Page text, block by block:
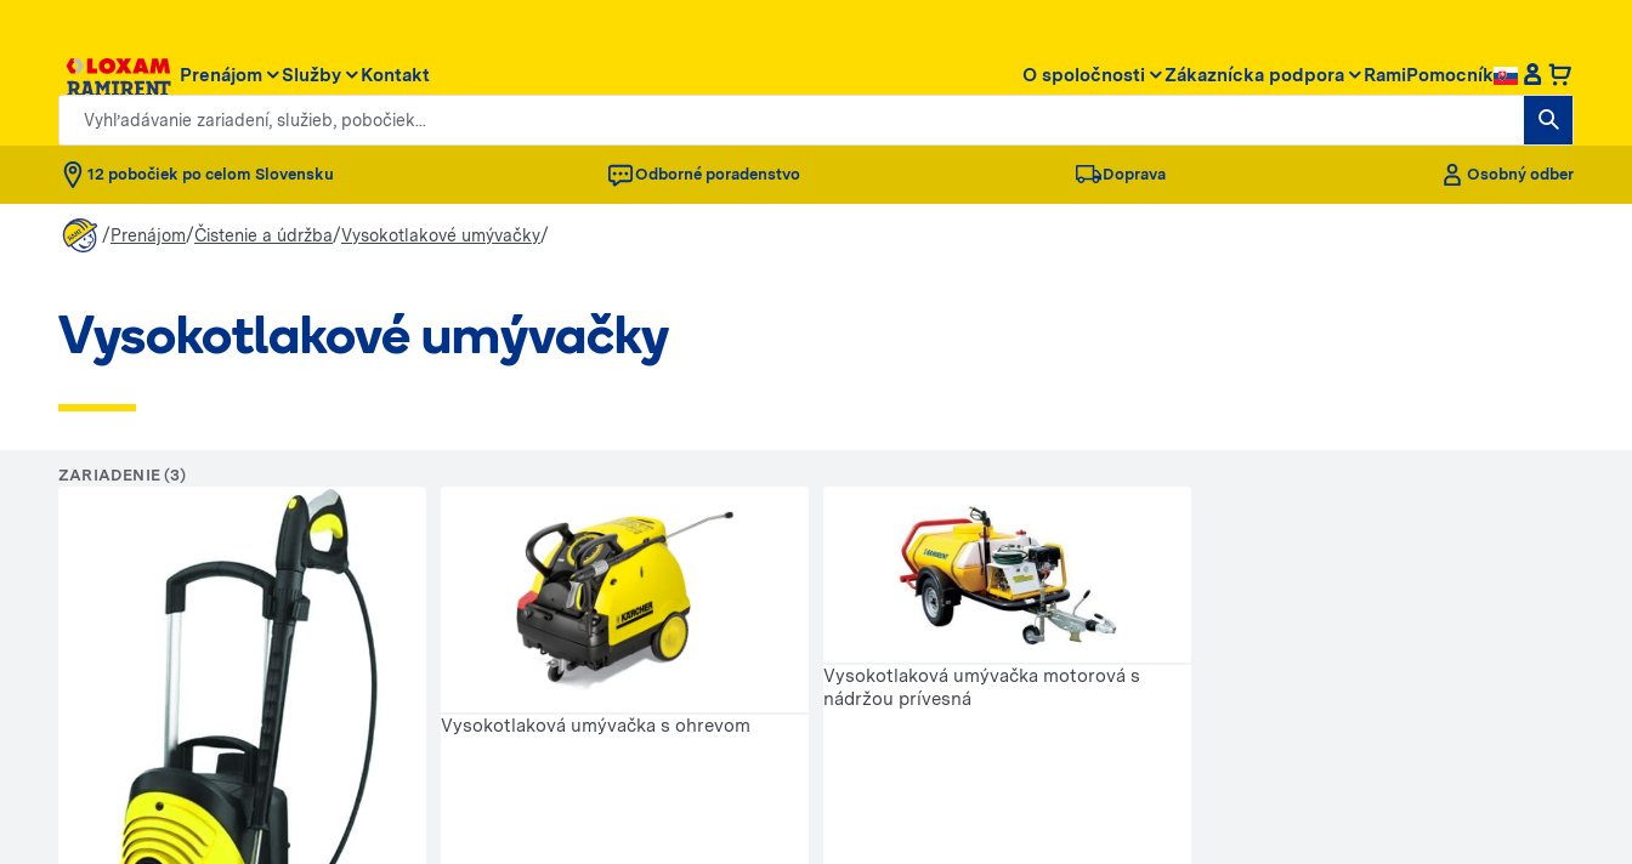
Prenájom Služby Kontakt O spoločnosti Zákaznícka podpora RamiPomocník
Vyhľadávanie zariadení, služieb, pobočiek...
12 pobočiek po celom Slovensku Odborné poradenstvo Doprava Osobný odber
/Prenájom/Čistenie a údržba/Vysokotlakové umývačky/
Vysokotlakové umývačky
ZARIADENIE (3)
Vysokotlaková umývačka s ohrevom
Vysokotlaková umývačka motorová s
nádržou prívesná